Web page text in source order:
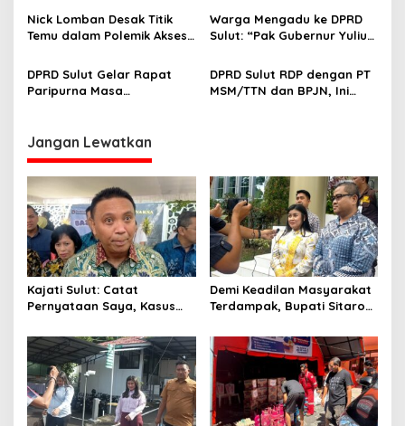
sebagai Perekat Persatuan
Bangsa
Program MBG
Nick Lomban Desak Titik
Temu dalam Polemik Akses
MSM/TTN
Warga Mengadu ke DPRD
Sulut: “Pak Gubernur Yulius
Kami”
DPRD Sulut Gelar Rapat
Paripurna Masa
DPRD Sulut RDP dengan PT
MSM/TTN dan BPJN, Ini
Jangan Lewatkan
Kajati Sulut: Catat
Pernyataan Saya, Kasus
Tersangka
Demi Keadilan Masyarakat
Terdampak, Bupati Sitaro
Kejati Ungkap Kebenaran